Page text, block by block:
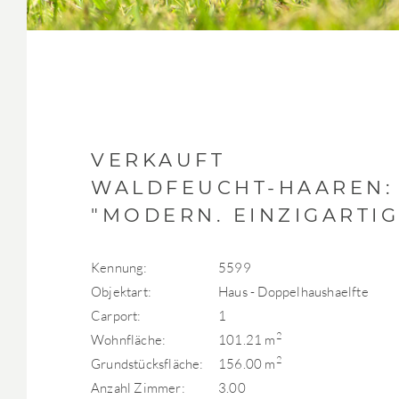
VERKAUFT
WALDFEUCHT-HAAREN:
"MODERN.
Kennung:
5599
Objektart:
Haus - Doppelhaushaelfte
Carport:
1
Wohnfläche:
101.21 m2
Grundstücksfläche: 156.00 m2
Anzahl Zimmer: 3.00